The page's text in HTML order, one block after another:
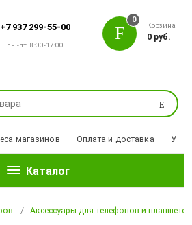
+7 937 299-55-00
пн.-пт. 8:00-17:00
Поиск
0
Корзина
0 руб.
магазинов Оплата и доставка
Каталог
Аксессуары для телефонов и планшетов